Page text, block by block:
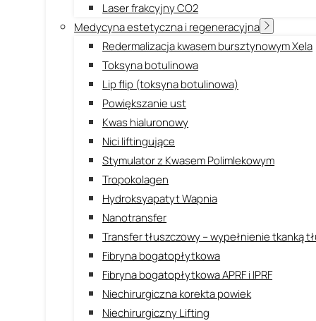
Laser frakcyjny CO2
Medycyna estetyczna i regeneracyjna
Redermalizacja kwasem bursztynowym Xela
Toksyna botulinowa
Lip flip (toksyna botulinowa)
Powiększanie ust
Kwas hialuronowy
Nici liftingujące
Stymulator z Kwasem Polimlekowym
Tropokolagen
Hydroksyapatyt Wapnia
Nanotransfer
Transfer tłuszczowy – wypełnienie tkanką
Fibryna bogatopłytkowa
Fibryna bogatopłytkowa APRF i IPRF
Niechirurgiczna korekta powiek
Niechirurgiczny Lifting